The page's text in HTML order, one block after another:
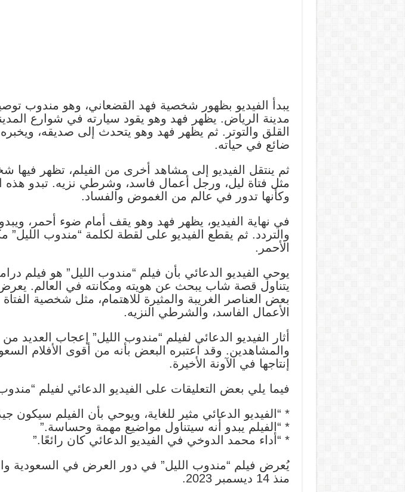
يبدأ الفيديو بظهور شخصية فهد القضعاني، وهو مندوب
مدينة الرياض. يظهر فهد وهو يقود سيارته في شوارع
القلق والتوتر. ثم يظهر فهد وهو يتحدث إلى صديقه، ويخبره
ضائع في حياته.
ثم ينتقل الفيديو إلى مشاهد أخرى من الفيلم، تظهر فيها
مثل فتاة ليل، ورجل أعمال فاسد، وشرطي نزيه. تبدو
وكأنها تدور في عالم من الغموض والفساد.
في نهاية الفيديو، يظهر فهد وهو يقف أمام ضوء أحمر،
والتردد. ثم يقطع الفيديو على لقطة لكلمة “مندوب الليل”
الأحمر.
يوحي الفيديو الدعائي بأن فيلم “مندوب الليل” هو فيلم
يتناول قصة شاب يبحث عن هويته ومكانته في العالم. يعرض
بعض العناصر الغريبة والمثيرة للاهتمام، مثل شخصية
الأعمال الفاسد، والشرطي النزيه.
أثار الفيديو الدعائي لفيلم “مندوب الليل” إعجاب العديد من
والمشاهدين. وقد اعتبره البعض بأنه من أقوى الأفلام
إنتاجها في الآونة الأخيرة.
فيما يلي بعض التعليقات على الفيديو الدعائي لفيلم
* “الفيديو الدعائي مثير للغاية، ويوحي بأن الفيلم سيكون
* “الفيلم يبدو أنه سيتناول مواضيع مهمة وحساسة.”
* “أداء محمد الدوخي في الفيديو الدعائي كان رائعًا.”
يُعرض فيلم “مندوب الليل” في دور العرض في السعودية
منذ 14 ديسمبر 2023.